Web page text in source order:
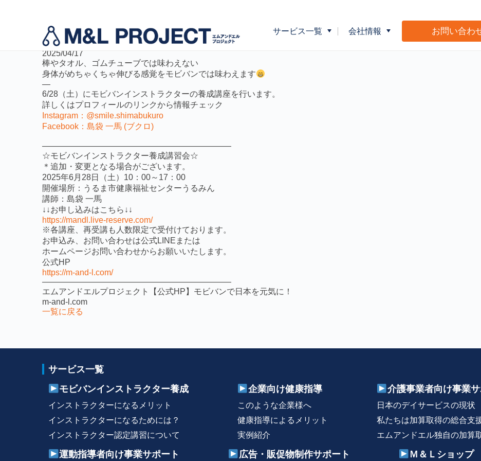
サービス一覧
モビバンインストラクター養成
運動指導者向け事業サポート 広告・販促物制作サポート
会社情報
代表挨拶
お問い合わ
モビバンマスター島袋さんの投稿紹介です
2025/04/17
棒やタオル、ゴムチューブでは味わえない
身体がめちゃくちゃ伸びる感覚をモビバンでは味わえます
—
6/28（土）にモビバンインストラクターの養成講座を行います。
詳しくはプロフィールのリンクから情報チェック
Instagram：@smile.shimabukuro
Facebook：島袋 一馬 (ブクロ)
———————————————————————
☆モビバンインストラクター養成講習会☆
＊追加・変更となる場合がございます。
2025年6月28日（土）10：00～17：00
開催場所：うるま市健康福祉センターうるみん
講師：島袋 一馬
↓↓お申し込みはこちら↓↓
https://mandl.live-reserve.com/
※各講座、再受講も人数限定で受付けております。
お申込み、お問い合わせは公式LINEまたは
ホームページお問い合わせからお願いいたします。
公式HP
https://m-and-l.com/
———————————————————————
エムアンドエルプロジェクト【公式HP】モビバンで日本を元気に！
m-and-l.com
一覧に戻る
サービス一覧
モビバンインストラクター養成
インストラクターになるメリット
インストラクターになるためには？
インストラクター認定講習について
企業向け健康指導
このような企業様へ
健康指導によるメリット
実例紹介
介護事業者向け事業
日本のデイサービスの現状
私たちは加算取得の総合支
エムアンドエル独自の加算
運動指導者向け事業サポート 広告・販促物制作サポート Ｍ＆Ｌショップ